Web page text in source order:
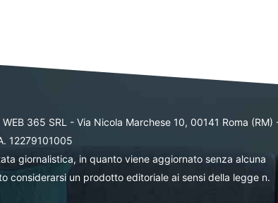
365 SRL - Via Nicola Marchese 10, 00141 Roma (RM)
12279101005
giornalistica, in quanto viene aggiornato senza alcuna
considerarsi un prodotto editoriale ai sensi della legge n.